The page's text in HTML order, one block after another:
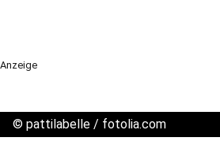
Anzeige
© pattilabelle / fotolia.com